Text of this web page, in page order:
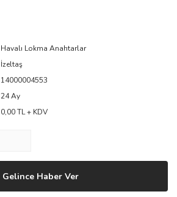
Havalı Lokma Anahtarlar
İzeltaş
14000004553
24 Ay
0,00 TL + KDV
Gelince Haber Ver